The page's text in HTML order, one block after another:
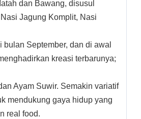
dan Bawang, disusul
Jagung Komplit, Nasi
September, dan di awal
kreasi terbarunya;
Ayam Suwir. Semakin variatif
mendukung gaya hidup yang
real food.